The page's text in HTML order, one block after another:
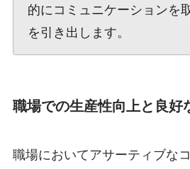
的にコミュニケーションを
を引き出します。
職場での生産性向上と良好
職場においてアサーティブな